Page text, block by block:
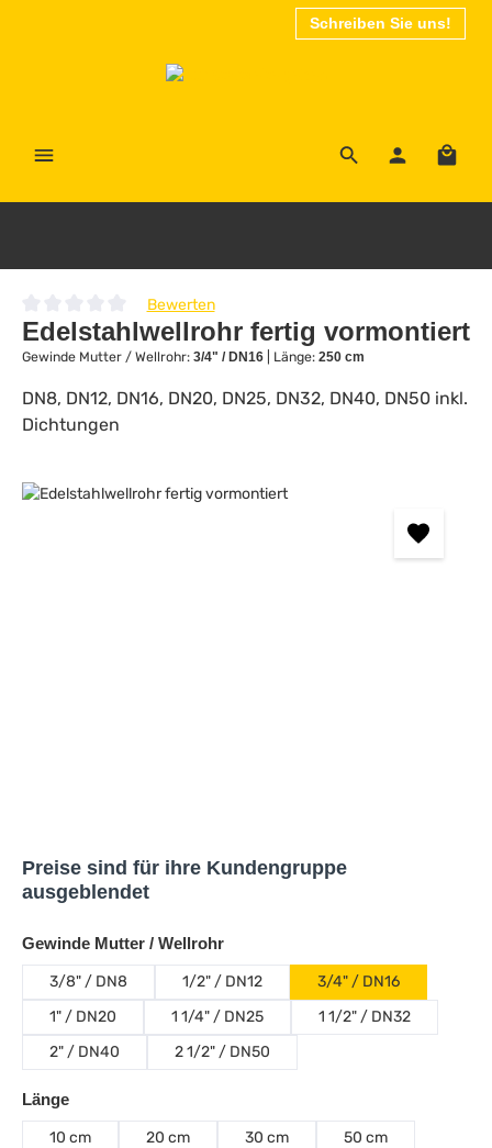
Schreiben Sie uns!
Durchschnittliche Bewertung von 0 von 5 Sternen
Bewerten
Edelstahlwellrohr fertig vormontiert
Gewinde Mutter / Wellrohr: 3/4" / DN16 Länge: 250 cm
DN8, DN12, DN16, DN20, DN25, DN32, DN40, DN50 inkl.
Dichtungen
Bildergalerie überspringen
Preise sind für ihre Kundengruppe
ausgeblendet
Gewinde Mutter / Wellrohrauswählen
3/8" / DN8 1/2" / DN12
3/4" / DN16
1" / DN20
1 1/4" / DN25
1 1/2" / DN32
2" / DN40
2 1/2" / DN50
Längeauswählen
10 cm 20 cm 30 cm
50 cm